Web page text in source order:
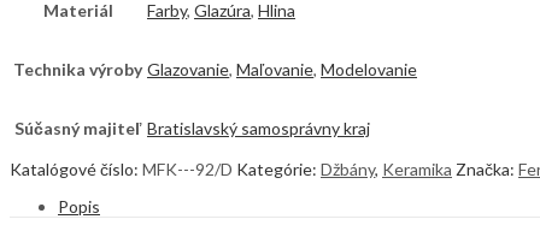
Materiál Farby, Glazúra, Hlina
Technika výroby Glazovanie, Maľovanie, Modelovanie
Súčasný majiteľ Bratislavský samosprávny kraj
Katalógové číslo: MFK---92/D Kategórie: Džbány, Keramika Značka:
Popis